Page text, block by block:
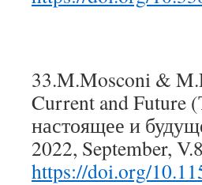
33.M.Mosconi &
Current and Future
настоящее и
2022, September,
https://doi.org/